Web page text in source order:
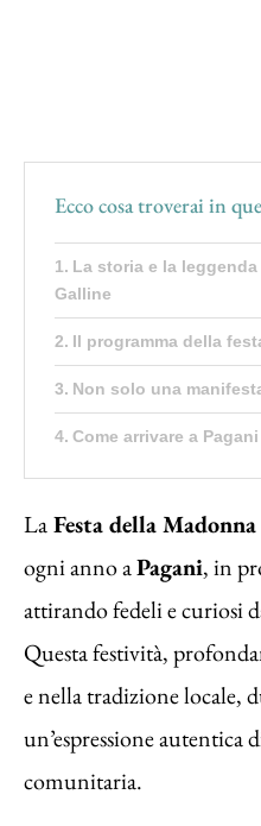
Ecco cosa troverai in
La storia e la
Galline
Il programma della
Non solo una
Come arrivare a Pagani
LaFesta della
ogni anno aPagani, in
attirando fedeli e curiosi
Questa festività,
e nella tradizione locale,
un’espressione
comunitaria.